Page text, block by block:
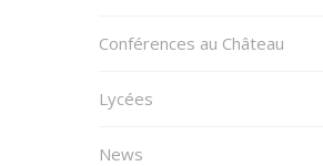
Conférences au Château
Lycées
News